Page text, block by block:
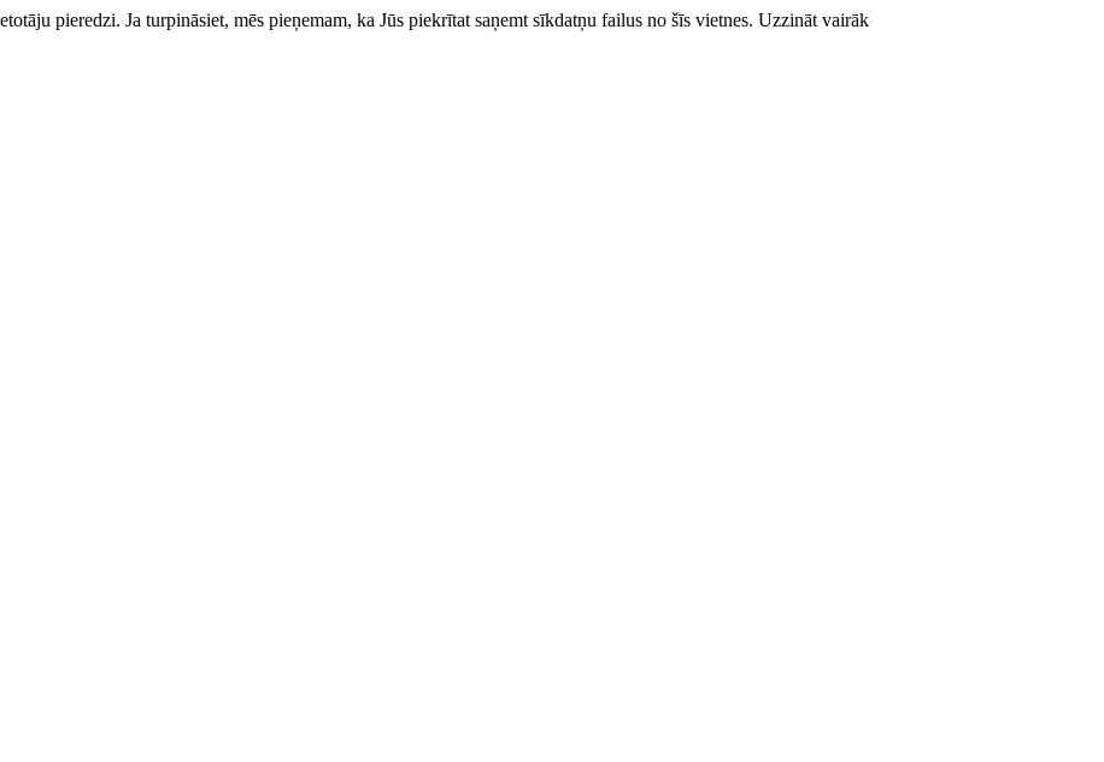
pieredzi. Ja turpināsiet, mēs pieņemam, ka Jūs piekrītat saņemt sīkdatņu failus no šīs vietnes. Uzzināt vairāk